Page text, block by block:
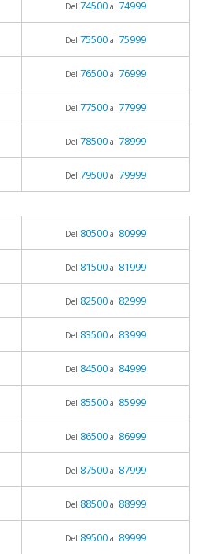
Del 74500al 74999
Del 75500al 75999
Del 76500al 76999
Del 77500al 77999
Del 78500al 78999
Del 79500al 79999
Del 80500al 80999
Del 81500al 81999
Del 82500al 82999
Del 83500al 83999
Del 84500al 84999
Del 85500al 85999
Del 86500al 86999
Del 87500al 87999
Del 88500al 88999
Del 89500al 89999